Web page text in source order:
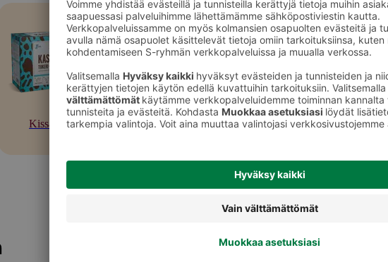
Kissat Kissan märkäruoka